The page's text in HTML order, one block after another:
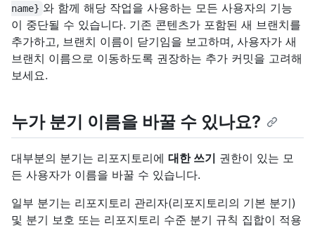
name} 와 함께 해당 작업을 사용하는 모든 사용자의 기능
이 중단될 수 있습니다. 기존 콘텐츠가 포함된 새 브랜치를
추가하고, 브랜치 이름이 닫기임을 보고하며, 사용자가 새
브랜치 이름으로 이동하도록 권장하는 추가 커밋을 고려해
보세요.
누가 분기 이름을 바꿀 수 있나요?
대부분의 분기는 리포지토리에 대한 쓰기 권한이 있는 모
든 사용자가 이름을 바꿀 수 있습니다.
일부 분기는 리포지토리 관리자(리포지토리의 기본 분기)
및 분기 보호 또는 리포지토리 수준 분기 규칙 집합이 적용